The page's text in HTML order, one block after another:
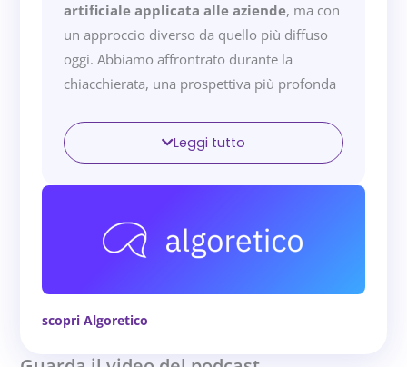
artificiale applicata alle aziende, ma con
un approccio diverso da quello più diffuso
oggi. Abbiamo affrontrato durante la
chiacchierata, una prospettiva più profonda
strumenti generativi o modelli
preconfezionati, ma
intelligenti progettate per risolvere
dell’evento èMichele Laurelli, CEO di
Algoretico, una realtà che progetta e
Leggi tutto
scopri Algoretico